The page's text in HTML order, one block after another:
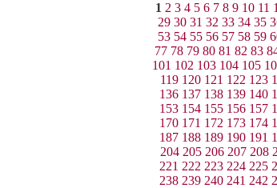
1 2 3 4 5 6 7 8 9 10 11
29 30 31 32 33 34 35
53 54 55 56 57 58 59
77 78 79 80 81 82 83
101 102 103 104 105
119 120 121 122 123
136 137 138 139 140
153 154 155 156 157
170 171 172 173 174
187 188 189 190 191
204 205 206 207 208
221 222 223 224 225
238 239 240 241 242